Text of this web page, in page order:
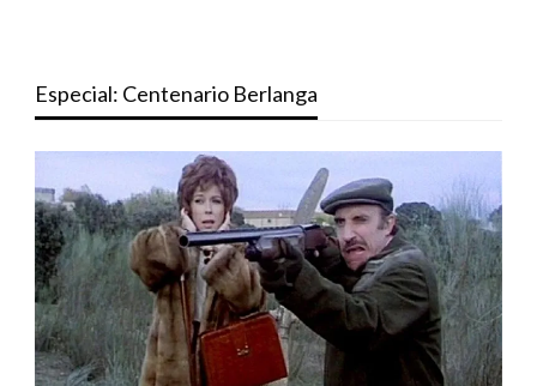
Especial: Centenario Berlanga